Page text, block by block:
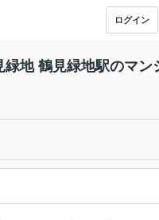
ログイン
緑地 鶴見緑地駅のマン